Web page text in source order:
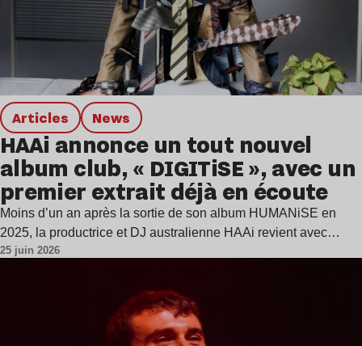
Articles news
HAAi annonce un tout nouvel
album club, « DIGITiSE », avec un
premier extrait déjà en écoute
Moins d’un an après la sortie de son album HUMANiSE en
2025, la productrice et DJ australienne HAAi revient avec…
25 juin 2026